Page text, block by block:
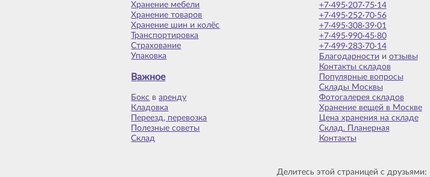
Хранение мебели
Хранение товаров
Хранение шин и колёс
Транспортировка
Страхование
Упаковка
Важное
Бокс варенду
Кладовка
Переезд, перевозка
Полезные советы
Склад
+7·495·207·75·14
+7·495·252·70·56
+7·495·308·39·01
+7·495·990·45·80
+7·499·283·70·14
Благодарности и отзывы
Контакты складов
Популярные вопросы
Склады Москвы
Фотогалерея складов
Хранение вещей в Москве
Цена хранения на складе
Склад. Планерная
Контакты
Делитесь этой страницей с друзьями: